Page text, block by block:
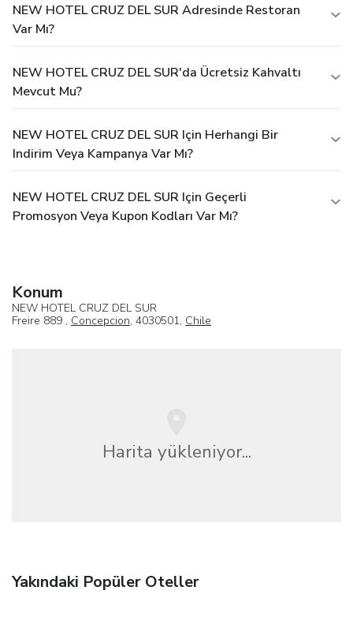
NEW HOTEL CRUZ DEL SUR Adresinde Restoran
Var Mı?
NEW HOTEL CRUZ DEL SUR'da Ücretsiz Kahvaltı
Mevcut Mu?
NEW HOTEL CRUZ DEL SUR Için Herhangi Bir
Indirim Veya Kampanya Var Mı?
NEW HOTEL CRUZ DEL SUR Için Geçerli
Promosyon Veya Kupon Kodları Var Mı?
Konum
NEW HOTEL CRUZ DEL SUR
Freire 889 , Concepcion, 4030501, Chile
Harita yükleniyor...
Yakındaki Popüler Oteller